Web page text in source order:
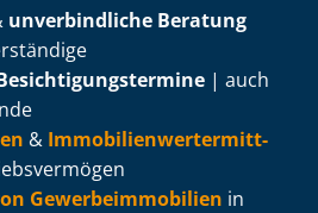
unverbindliche Beratung
| auch
& Im­mo­bi­li­en­wert­ermitt­
Ge­wer­be­im­mo­bi­li­en in